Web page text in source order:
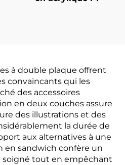
à double plaque offrent
convaincants qui les
des accessoires
en deux couches assure
des illustrations et des
la durée de
aux alternatives à une
en sandwich confère un
soigné tout en empêchant